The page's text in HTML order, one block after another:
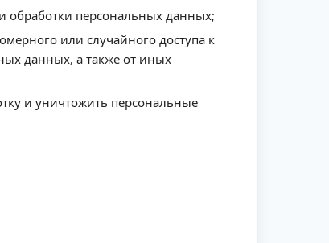
обработки персональных данных;
или случайного доступа к
данных, а также от иных
и уничтожить персональные